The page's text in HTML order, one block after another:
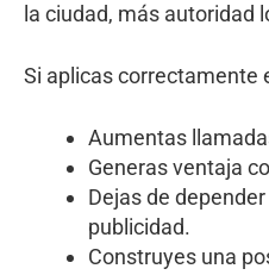
la ciudad, más autoridad
Si aplicas correctamente
Aumentas
Generas ventaja
Dejas de
publicidad.
Construyes una